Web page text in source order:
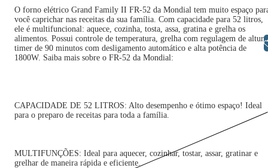
O forno elétrico Grand Family II FR-52 da Mondial tem muito espaço
você caprichar nas receitas da sua família. Com capacidade para 52 litros,
ele é multifuncional: aquece, cozinha, tosta, assa, gratina e grelha os
alimentos. Possui controle de temperatura, grelha com regulagem de
timer de 90 minutos com desligamento automático e alta potência de
1800W. Saiba mais sobre o FR-52 da Mondial:
CAPACIDADE DE 52 LITROS: Alto desempenho e ótimo espaço! Ideal
para o preparo de receitas para toda a família.
MULTIFUNÇÕES: Ideal para aquecer, cozinhar, tostar, assar, gratinar e
grelhar de maneira rápida e eficiente.
Libras